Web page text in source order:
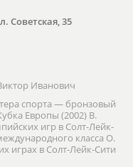
Советская, 35
Иванович
спорта — бронзовый
Европы (2002) В.
игр в Солт-Лейк-
класса О.
играх в Солт-Лейк-Сити